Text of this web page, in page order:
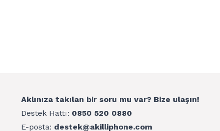
Aklınıza takılan bir soru mu var? Bize ulaşın!
Destek Hattı: 0850 520 0880
E-posta: destek@akilliphone.com